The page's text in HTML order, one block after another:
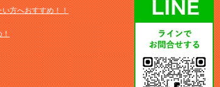
方へおすすめ！！
！